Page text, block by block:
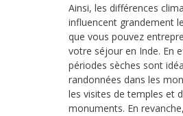
Ainsi, les différences
influencent grandement
que vous pouvez
votre séjour en Inde. En
périodes sèches sont
randonnées dans les
les visites de temples et
monuments. En